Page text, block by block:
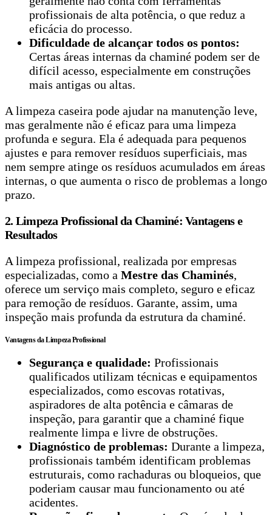
profissionais de alta potência, o que reduz a
eficácia do processo.
Dificuldade de alcançar todos os pontos:
Certas áreas internas da chaminé podem ser de
difícil acesso, especialmente em construções
mais antigas ou altas.
A limpeza caseira pode ajudar na manutenção leve,
mas geralmente não é eficaz para uma limpeza
profunda e segura. Ela é adequada para pequenos
ajustes e para remover resíduos superficiais, mas
nem sempre atinge os resíduos acumulados em áreas
internas, o que aumenta o risco de problemas a longo
prazo.
2. Limpeza Profissional da Chaminé: Vantagens e
Resultados
A limpeza profissional, realizada por empresas
especializadas, como a Mestre das Chaminés,
oferece um serviço mais completo, seguro e eficaz
para remoção de resíduos. Garante, assim, uma
inspeção mais profunda da estrutura da chaminé.
Vantagens da Limpeza Profissional
Segurança e qualidade: Profissionais
qualificados utilizam técnicas e equipamentos
especializados, como escovas rotativas,
aspiradores de alta potência e câmaras de
inspeção, para garantir que a chaminé fique
realmente limpa e livre de obstruções.
Diagnóstico de problemas: Durante a limpeza,
profissionais também identificam problemas
estruturais, como rachaduras ou bloqueios, que
poderiam causar mau funcionamento ou até
acidentes.